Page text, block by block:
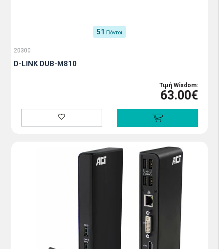
51 Πόντοι
20300
D-LINK DUB-M810
Τιμή Wisdom:
63.00€